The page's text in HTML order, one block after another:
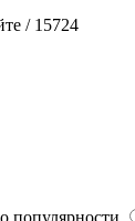
/ 15724
популярности